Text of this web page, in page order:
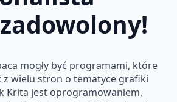
mogły być programami, które
z wielu stron o tematyce grafiki
Krita jest oprogramowaniem,